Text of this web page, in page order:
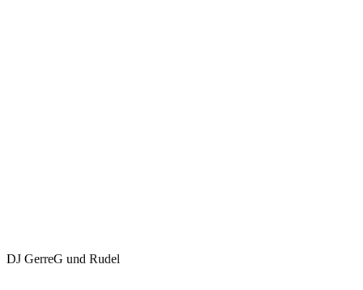
DJ GerreG und Rudel